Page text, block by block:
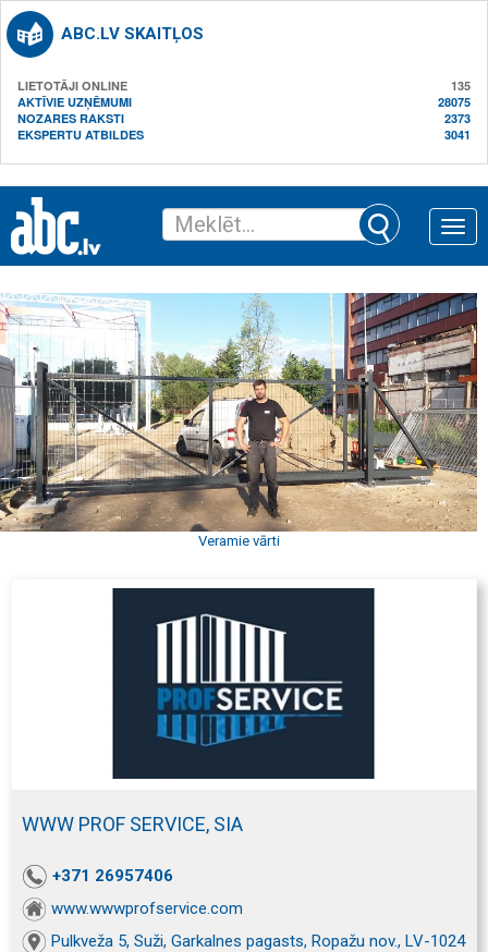
ABC.LV SKAITĻOS
LIETOTĀJI ONLINE
135
AKTĪVIE UZŅĒMUMI
28075
NOZARES RAKSTI
2373
EKSPERTU ATBILDES
3041
Toggle
Veramie vārti
WWW PROF SERVICE, SIA
+371 26957406
www.wwwprofservice.com
Pulkveža 5, Suži, Garkalnes pagasts, Ropažu nov., LV-1024